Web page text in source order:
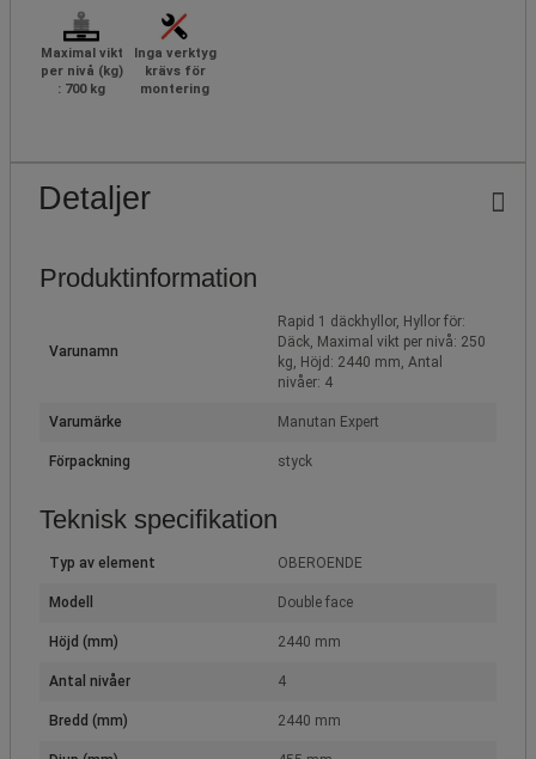
Maximal vikt
per nivå (kg)
: 700 kg
Inga verktyg
krävs för
montering
Detaljer
Produktinformation
Varunamn
Rapid 1 däckhyllor, Hyllor för:
Däck, Maximal vikt per nivå: 250
kg, Höjd: 2440 mm, Antal
nivåer: 4
Varumärke Manutan Expert
Förpackning styck
Teknisk specifikation
Typ av element OBEROENDE
Modell Double face
Höjd (mm) 2440 mm
Antal nivåer 4
Bredd (mm) 2440 mm